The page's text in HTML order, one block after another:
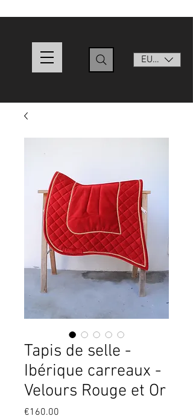
EUR (€)
Tapis de selle -
Ibérique carreaux -
Velours Rouge et Or
€160.00